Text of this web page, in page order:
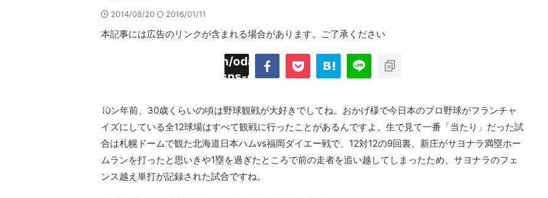
2014/08/20 2016/01/11
本記事には広告のリンクが含まれる場合があります。ご了承ください
"Twitter"
/home/daimyoojin/odaiji.com/public_html/blog/wp-
content/plugins/sns-count-cache/sns-count-
10ン年前、30歳くらいの頃は野球観戦が大好きでしてね。おかげ様で今日本のプロ野球がフランチャ
イズにしている全12球場はすべて観戦に行ったことがあるんですよ。生で見て一番「当たり」だった試
合は札幌ドームで観た北海道日本ハムvs福岡ダイエー戦で、12対12の9回裏、新庄がサヨナラ満塁ホー
ムランを打ったと思いきや1塁を過ぎたところで前の走者を追い越してしまったため、サヨナラのフェ
ンス越え単打が記録された試合ですね。